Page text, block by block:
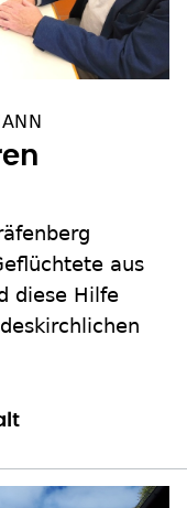
aus
diese Hilfe